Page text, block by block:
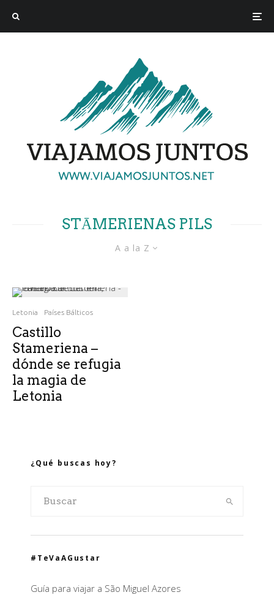
STĀMERIENAS PILS
A a la Z
Letonia Países Bálticos
Castillo
Stameriena –
dónde se refugia
la magia de
Letonia
¿Qué buscas hoy?
#TeVaAGustar
Guía para viajar a São Miguel Azores